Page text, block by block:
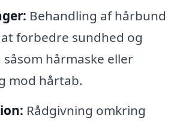
Behandling af hårbund
forbedre sundhed og
såsom hårmaske eller
mod hårtab.
Rådgivning omkring